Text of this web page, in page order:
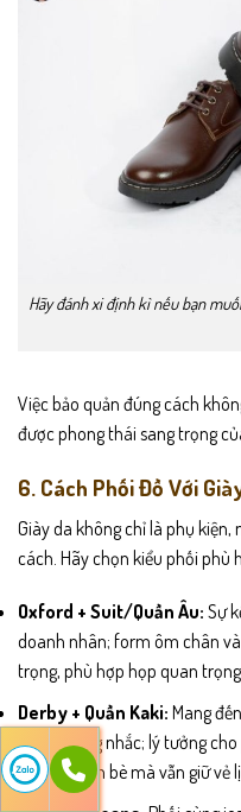
Hãy đánh xi định kì nếu bạn
Việc bảo quản đúng cách
được phong thái sang trọng
6. Cách Phối Đồ Với
Giày da không chỉ là phụ
cách. Hãy chọn kiểu phối phù
Oxford + Suit/Quần Âu: Sự
doanh nhân; form ôm chân
trọng, phù hợp họp quan
Derby + Quần Kaki: Mang
không cứng nhắc; lý tưởng
hay gặp bạn bè mà vẫn giữ vẻ